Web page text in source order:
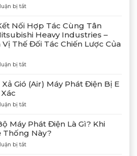
bị tắtở
Giao
Thành
Công
4
Phát
MGS2300R
Cảng
Nối Hợp Tác Cùng Tân
Heavy Industries –
Thế Đối Tác Chiến Lược Của
bị tắtở
Gỡ
Và
Nối
Tác
Cùng
Tân
Giám
Gió (Air) Máy Phát Điện Bị E
bị tắtở
Dẫn
Xả
Gió
(Air)
Máy Phát Điện Là Gì? Khi
Thống Này?
bị tắtở